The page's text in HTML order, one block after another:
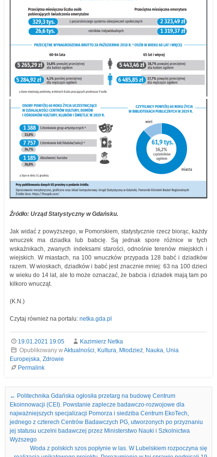
Źródło: Urząd Statystyczny w Gdańsku.
Jak widać z powyższego, w Pomorskiem, statystycznie rzecz biorąc, każdy
wnuczek ma dziadka lub babcię. Są jednak spore różnice w tych
wskaźnikach, zwanych indeksami starości, odnośnie terenów miejskich i
wiejskich. W miastach, na 100 wnuczków przypada 128 babć i dziadków
razem. W wioskach, dziadków i babć jest znacznie mniej: 63 na 100 dzieci
w wieku do 14 lat, ale to może oznaczać, że babcia i dziadek mają tam po
kilkoro wnucząt.
(K.N.)
Czytaj również na portalu: netka.gda.pl
19.01.2021 19:05
Kazimierz Netka
Opublikowany wAktualności, Kultura, Młodzież, Nauka, Unia
Europejska, Zdrowie
Permalink
Nawigacja we wpisach
← Politechnika Gdańska ogłosiła przetarg na budowę Centrum
Ekoinnowacji (CEI). Powstanie zaplecze badawczo-rozwojowe dla
najważniejszych specjalizacji Pomorza i siedziba Centrum EkoTech,
jednego z czterech Centrów Badawczych PG, utworzonych po przyznaniu
jej statusu uczelni badawczej przez Ministerstwo Nauki i Szkolnictwa
Wyższego
Woda z polskich szos popłynie w las. W Lubelskiem rozpoczyna się